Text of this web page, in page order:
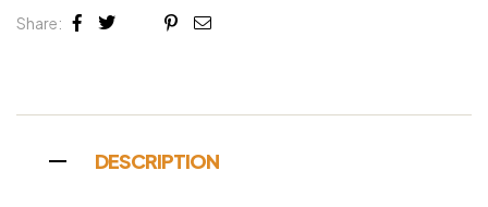
Share:
Facebook
TwitterLinkedin
Google+
Pinterest
Email
DESCRIPTION